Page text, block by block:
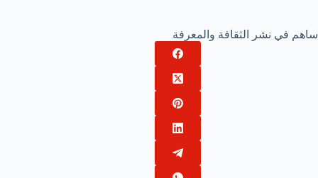
ساهم في نشر الثقافة والمعرفة